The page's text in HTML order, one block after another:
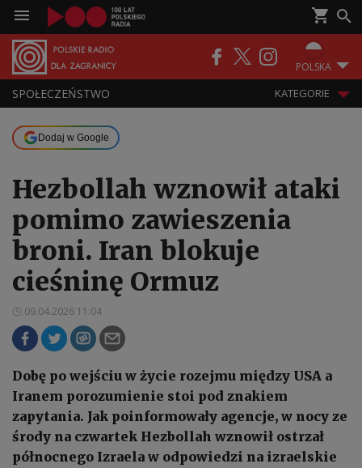
POLSKA
SPOŁECZEŃSTWO KATEGORIE
Dodaj w Google
Hezbollah wznowił ataki
pomimo zawieszenia
broni. Iran blokuje
cieśninę Ormuz
09.04.2026 11:04
Dobę po wejściu w życie rozejmu między USA a
Iranem porozumienie stoi pod znakiem
zapytania. Jak poinformowały agencje, w nocy ze
środy na czwartek Hezbollah wznowił ostrzał
północnego Izraela w odpowiedzi na izraelskie